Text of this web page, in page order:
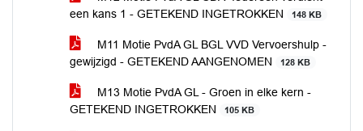
een kans 1 - GETEKEND INGETROKKEN
148 KB
M11 Motie PvdA GL BGL VVD Vervoershulp -
gewijzigd - GETEKEND AANGENOMEN
128 KB
M13 Motie PvdA GL - Groen in elke kern -
GETEKEND INGETROKKEN
105 KB